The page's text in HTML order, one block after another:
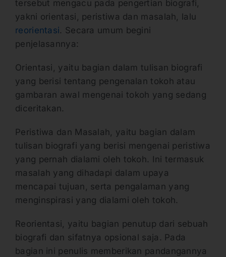
tersebut mengacu pada pengertian biografi,
yakni orientasi, peristiwa dan masalah, lalu
reorientasi. Secara umum begini
penjelasannya:
Orientasi, yaitu bagian dalam tulisan biografi
yang berisi tentang pengenalan tokoh atau
gambaran awal mengenai tokoh yang sedang
diceritakan.
Peristiwa dan Masalah, yaitu bagian dalam
tulisan biografi yang berisi mengenai peristiwa
yang pernah dialami oleh tokoh. Ini termasuk
masalah yang dihadapi dalam upaya
mencapai tujuan, serta pengalaman yang
menginspirasi yang dialami oleh tokoh.
Reorientasi, yaitu bagian penutup dari sebuah
biografi dan sifatnya opsional saja. Pada
bagian ini penulis memberikan pandangannya